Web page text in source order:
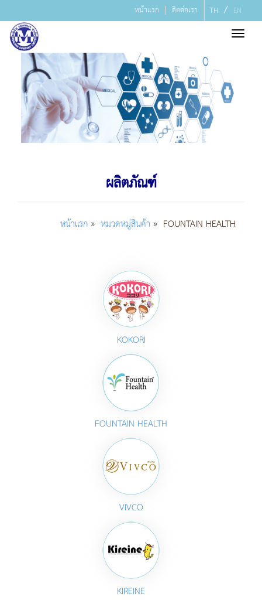
TH / EN
ติดต่อเรา
หน้าแรก
ผลิตภัณฑ์
หน้าแรก» หมวดหมู่สินค้า » FOUNTAIN HEALTH
KOKORI
FOUNTAIN HEALTH
VIVCO
KIREINE